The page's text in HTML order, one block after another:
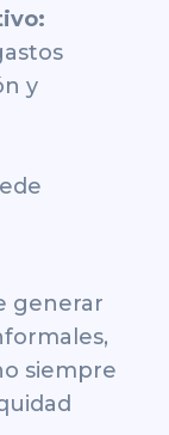
y
generar
siempre